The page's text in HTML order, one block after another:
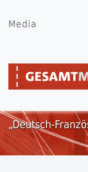
Media
„Deutsch-